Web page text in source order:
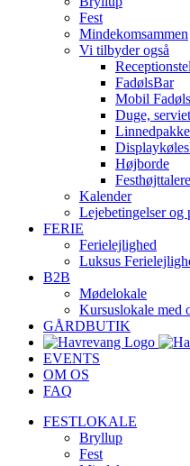
Fest
Mindekomsammen
Vi tilbyder også
FadølsBar
Mobil
Duge,
Højborde
Festhøjttalere
Kalender
Lejebetingelser og
FERIE
Ferielejlighed
Luksus
B2B
Mødelokale
Kursuslokale med
GÅRDBUTIK
EVENTS
OM OS
FAQ
FESTLOKALE
Bryllup
Fest